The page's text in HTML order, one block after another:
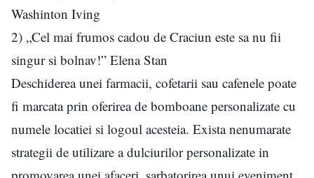
Washinton Iving
2) „Cel mai frumos cadou de Craciun este sa nu fii
singur si bolnav!” Elena Stan
Deschiderea unei farmacii, cofetarii sau cafenele poate
fi marcata prin oferirea de bomboane personalizate cu
numele locatiei si logoul acesteia. Exista nenumarate
strategii de utilizare a dulciurilor personalizate in